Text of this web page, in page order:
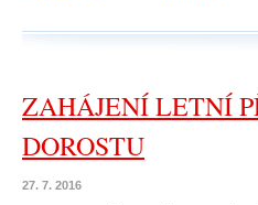
ZAHÁJENÍ LETNÍ
DOROSTU
27. 7. 2016